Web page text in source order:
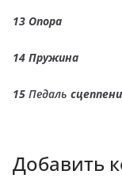
13 Опора
14 Пружина
15 Педаль
Добавить